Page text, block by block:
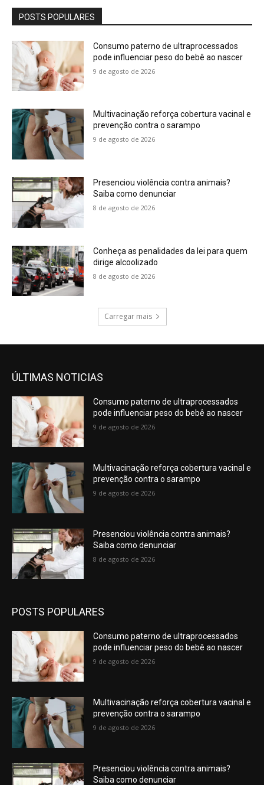
POSTS POPULARES
Consumo paterno de ultraprocessados
pode influenciar peso do bebê ao nascer
9 de agosto de 2026
Multivacinação reforça cobertura vacinal e
prevenção contra o sarampo
9 de agosto de 2026
Presenciou violência contra animais?
Saiba como denunciar
8 de agosto de 2026
Conheça as penalidades da lei para quem
dirige alcoolizado
8 de agosto de 2026
Carregar mais
ÚLTIMAS NOTICIAS
Consumo paterno de ultraprocessados
pode influenciar peso do bebê ao nascer
9 de agosto de 2026
Multivacinação reforça cobertura vacinal e
prevenção contra o sarampo
9 de agosto de 2026
Presenciou violência contra animais?
Saiba como denunciar
8 de agosto de 2026
POSTS POPULARES
Consumo paterno de ultraprocessados
pode influenciar peso do bebê ao nascer
9 de agosto de 2026
Multivacinação reforça cobertura vacinal e
prevenção contra o sarampo
9 de agosto de 2026
Presenciou violência contra animais?
Saiba como denunciar